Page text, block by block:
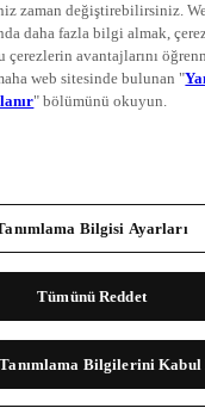
zaman değiştirebilirsiniz.
daha fazla bilgi almak,
çerezlerin avantajlarını
web sitesinde bulunan "
" bölümünü okuyun.
Bilgisi Ayarları
Tümünü Reddet
Bilgilerini Kabul